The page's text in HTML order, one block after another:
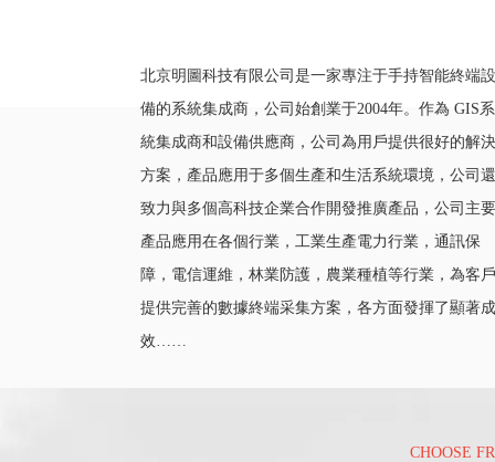
北京明圖科技有限公司是一家專注于手持智能終端設
備的系統集成商，公司始創業于2004年。作為 GIS系
統集成商和設備供應商，公司為用戶提供很好的解決
方案，產品應用于多個生產和生活系統環境，公司還
致力與多個高科技企業合作開發推廣產品，公司主要
產品應用在各個行業，工業生產電力行業，通訊保
障，電信運維，林業防護，農業種植等行業，為客戶
提供完善的數據終端采集方案，各方面發揮了顯著成
效……
CHOOSE